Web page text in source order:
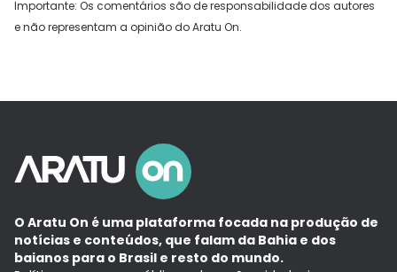
Importante: Os comentários são de responsabilidade dos autores
e não representam a opinião do Aratu On.
O Aratu On é uma plataforma focada na produção de
notícias e conteúdos, que falam da Bahia e dos
baianos para o Brasil e resto do mundo.